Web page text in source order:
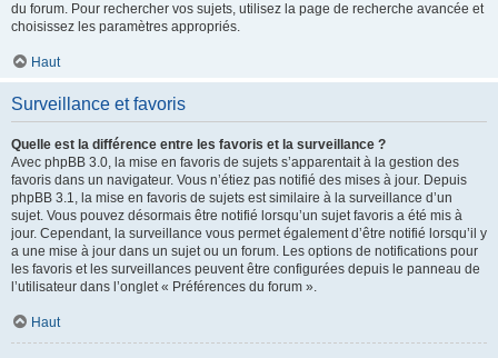
du forum. Pour rechercher vos sujets, utilisez la page de recherche avancée et
choisissez les paramètres appropriés.
Haut
Surveillance et favoris
Quelle est la différence entre les favoris et la surveillance ?
Avec phpBB 3.0, la mise en favoris de sujets s’apparentait à la gestion des
favoris dans un navigateur. Vous n’étiez pas notifié des mises à jour. Depuis
phpBB 3.1, la mise en favoris de sujets est similaire à la surveillance d’un
sujet. Vous pouvez désormais être notifié lorsqu’un sujet favoris a été mis à
jour. Cependant, la surveillance vous permet également d’être notifié lorsqu’il y
a une mise à jour dans un sujet ou un forum. Les options de notifications pour
les favoris et les surveillances peuvent être configurées depuis le panneau de
l’utilisateur dans l’onglet « Préférences du forum ».
Haut